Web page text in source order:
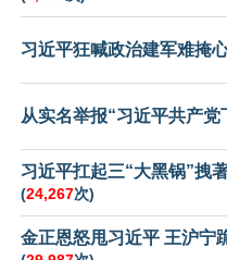
习近平狂喊政治建军难掩
从实名举报“习近平共产党
习近平扛起三“大黑锅”拽
(24,267次)
金正恩怒甩习近平 王沪宁